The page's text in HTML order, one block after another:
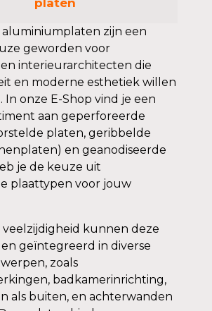
platen
aluminiumplaten zijn een
geworden voor
interieurarchitecten die
en moderne esthetiek willen
In onze E-Shop vind je een
aan geperforeerde
platen, geribbelde
en geanodiseerde
je de keuze uit
plaattypen voor jouw
kunnen deze
geïntegreerd in diverse
zoals
badkamerinrichting,
als buiten, en achterwanden